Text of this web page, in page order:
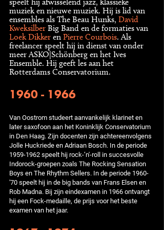
muziek en nieuwe muziek. Hij is lid van
ensembles als The Beau Hunks, David
Kweksilber Big Band en de formaties van
Loek Dikker en Pierre Courbois. Als
freelancer speelt hij in dienst van onder
meer ASKO|Schönberg en het Ives
Ensemble. Hij geeft les aan het
Rotterdams Conservatorium.
1960 - 1966
Van Oostrom studeert aanvankelijk klarinet en
later saxofoon aan het Koninklijk Conservatorium
in Den Haag. Zijn docenten zijn achtereenvolgens
Jolle Huckriede en Adriaan Bosch. In de periode
1959-1962 speelt hij rock-’n'-roll in succesvolle
Indorock-groepen zoals The Rocking Sensation
Boys en The Rhythm Sellers. In de periode 1960-
'70 speelt hij in de big bands van Frans Elsen en
Rob Madna. Bij zijn eindexamen in 1966 ontvangt
hij een Fock-medaille, de prijs voor het beste
examen van het jaar.